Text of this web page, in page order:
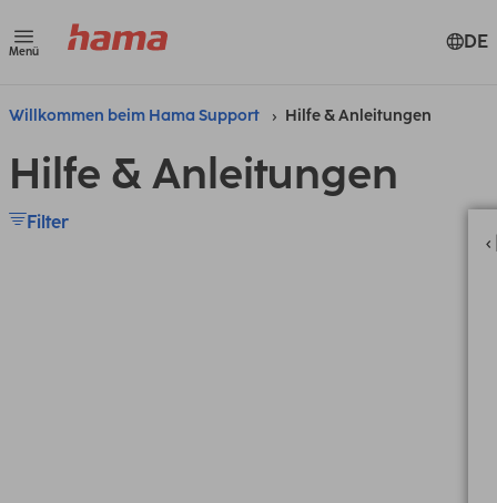
Menü DE
Willkommen beim Hama Support Hilfe & Anleitungen
Hilfe & Anleitungen
Filter